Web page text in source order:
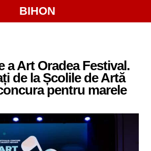
BIHON
a Art Oradea Festival.
de la Școlile de Artă
pentru marele